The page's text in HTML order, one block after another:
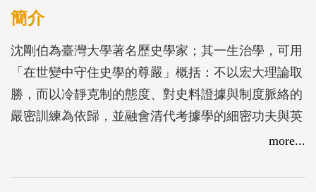
簡介
沈剛伯為臺灣大學著名歷史學家；其一生治學，可用
「在世變中守住史學的尊嚴」概括：不以宏大理論取
勝，而以冷靜克制的態度、對史料證據與制度脈絡的
嚴密訓練為依歸，並融會清代考據學的細密功夫與英
國史學的史料批判方法，形成一種「不喧嘩而深刻」
輯，涵括中西史學、中國古代思想、中西文化比較、
more...